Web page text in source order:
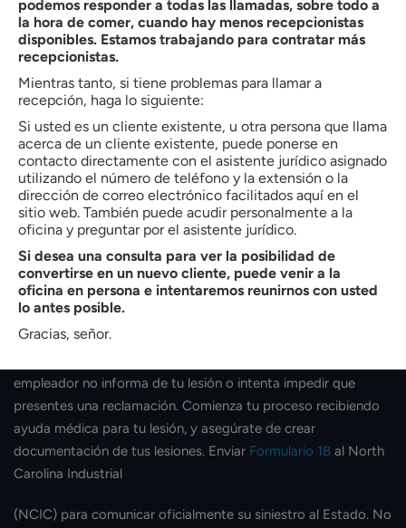
laboral. El sitioleyes de compensación de los trabajadores de
North Carolinaextender la protección a todos los empleados
sin tener en cuenta su estatus migratorio.
Se prohíbe a los empresarios denunciar a sus trabajadores a
las autoridades de inmigración cuando presenten una
reclamación como medida de represalia. Las agencias
federales de inmigración no participan en los procesos de las
agencias estatales de compensación de trabajadores. Un
empleador que intente intimidarle o amenace con deportarle
está infringiendo la ley.
P: ¿Qué debo hacer si mi empleador
se niega a presentar mi
reclamación?
empleador no informa de tu lesión o intenta impedir que
presentes una reclamación. Comienza tu proceso recibiendo
ayuda médica para tu lesión, y asegúrate de crear
documentación de tus lesiones. Enviar Formulario 18 al North
Carolina Industrial
(NCIC) para comunicar oficialmente su siniestro al Estado. No
podemos responder a todas las llamadas, sobre todo a
la hora de comer, cuando hay menos recepcionistas
disponibles. Estamos trabajando para contratar más
recepcionistas.
Mientras tanto, si tiene problemas para llamar a
recepción, haga lo siguiente:
Si usted es un cliente existente, u otra persona que llama
acerca de un cliente existente, puede ponerse en
contacto directamente con el asistente jurídico asignado
utilizando el número de teléfono y la extensión o la
dirección de correo electrónico facilitados aquí en el
sitio web. También puede acudir personalmente a la
oficina y preguntar por el asistente jurídico.
Si desea una consulta para ver la posibilidad de
convertirse en un nuevo cliente, puede venir a la
oficina en persona e intentaremos reunirnos con usted
lo antes posible.
Gracias, señor.